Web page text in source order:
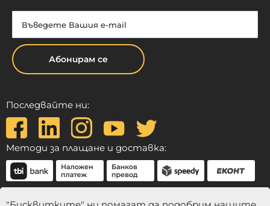
Абонирам се
Последвайте ни:
Методи за плащане и доставка: